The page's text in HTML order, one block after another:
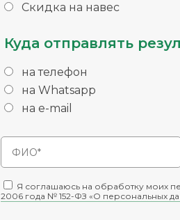
Скидка на навес
Куда отправлять
на телефон
на Whatsapp
на e-mail
Я соглашаюсь на обработку моих
2006 года № 152-ФЗ «О персональных